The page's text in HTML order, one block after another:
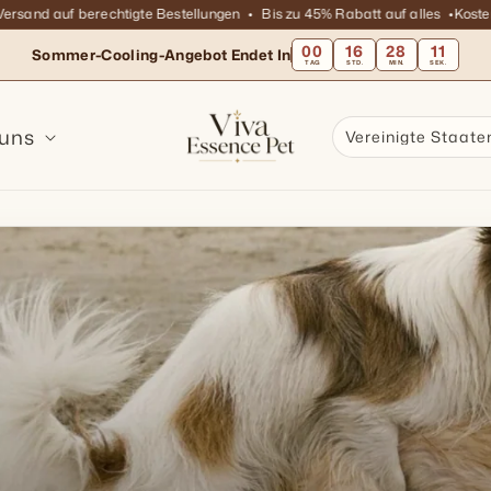
auf berechtigte Bestellungen Bis zu 45% Rabatt auf alles
Sommer-Cooling-Angebot Endet In 00
TAG 16
STD. 28
MIN. 09
SEK.
Vereinigte